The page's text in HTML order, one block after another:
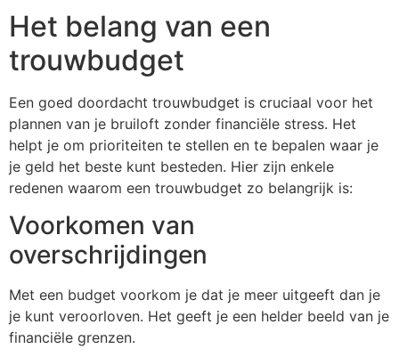
Het belang van een
trouwbudget
Een goed doordacht trouwbudget is cruciaal voor het
plannen van je bruiloft zonder financiële stress. Het
helpt je om prioriteiten te stellen en te bepalen waar je
je geld het beste kunt besteden. Hier zijn enkele
redenen waarom een trouwbudget zo belangrijk is:
Voorkomen van
overschrijdingen
Met een budget voorkom je dat je meer uitgeeft dan je
je kunt veroorloven. Het geeft je een helder beeld van je
financiële grenzen.